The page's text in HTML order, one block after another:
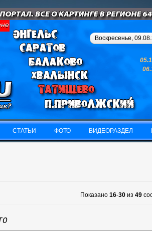
и свободного времени - займитесь
Воскресенье,
СТАТЬИ ФОТО ВИДЕОРАЗДЕЛ
Показано 16-30 из 49